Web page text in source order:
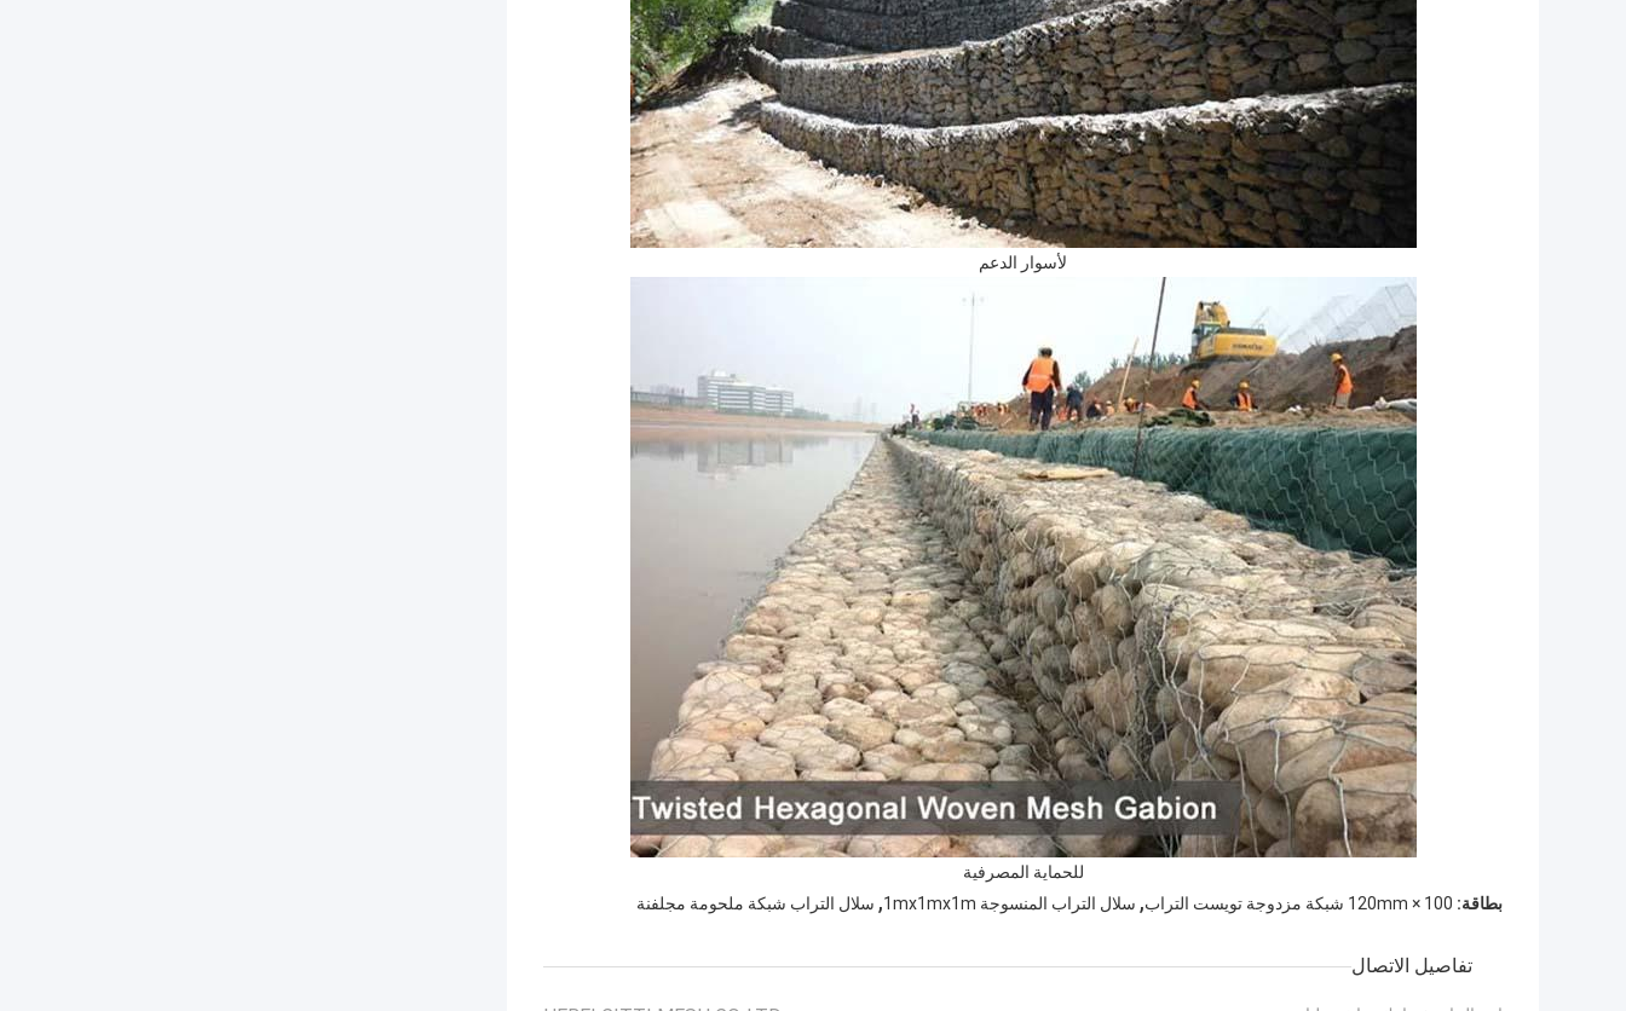
لأسوار الدعم
للحماية المصرفية
بطاقة: 100 × 120mm شبكة مزدوجة تويست التراب , سلال التراب المنسوجة 1mx1mx1m , سلال التراب شبكة ملحومة مجلفنة
تفاصيل الاتصال